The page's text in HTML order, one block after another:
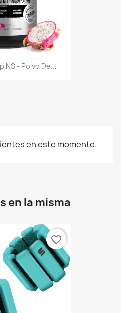
NS - Polvo De...
en este momento.
en la misma
favorite_border